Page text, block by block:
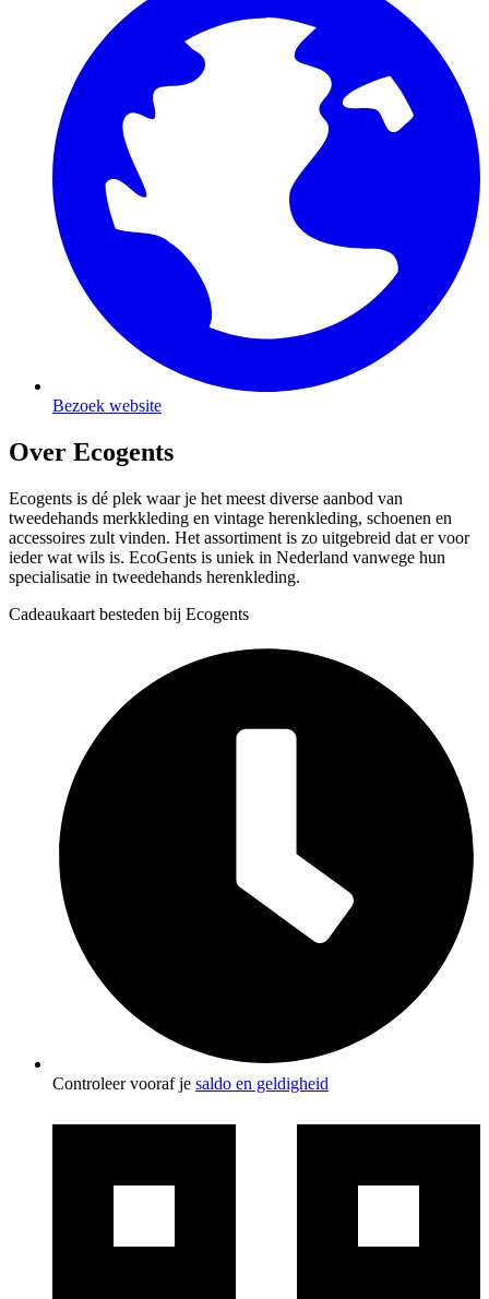
Bezoek website
Over Ecogents
Ecogents is dé plek waar je het meest diverse aanbod van
tweedehands merkkleding en vintage herenkleding, schoenen en
accessoires zult vinden. Het assortiment is zo uitgebreid dat er voor
ieder wat wils is. EcoGents is uniek in Nederland vanwege hun
specialisatie in tweedehands herenkleding.
Cadeaukaart besteden bij Ecogents
Controleer vooraf je saldo en geldigheid